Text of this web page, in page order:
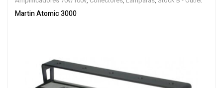
Martin Atomic 3000